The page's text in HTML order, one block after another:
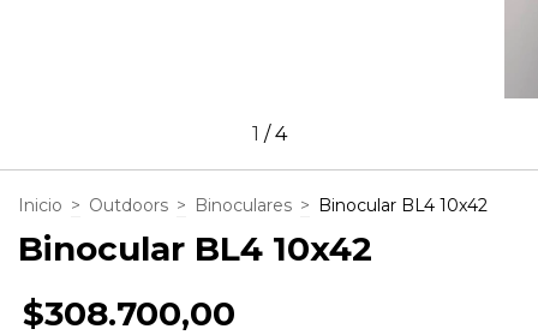
1 /4
Inicio > Outdoors > Binoculares > Binocular BL4 10x42
Binocular BL4 10x42
$308.700,00